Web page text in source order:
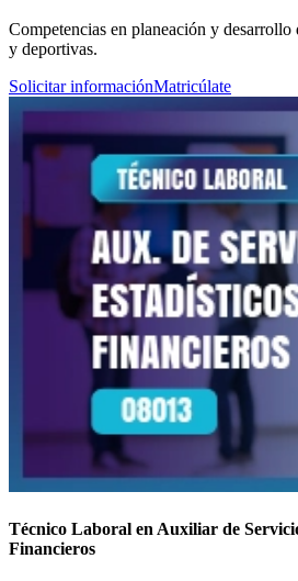
Competencias en planeación y desarrollo
y deportivas.
Solicitar informaciónMatricúlate
Técnico Laboral en Auxiliar de
Financieros